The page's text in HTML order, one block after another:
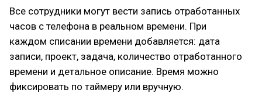
Все сотрудники могут вести запись отработанных
часов с телефона в реальном времени. При
каждом списании времени добавляется: дата
записи, проект, задача, количество отработанного
времени и детальное описание. Время можно
фиксировать по таймеру или вручную.